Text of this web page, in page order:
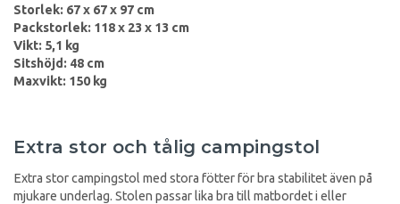
Storlek: 67 x 67 x 97 cm
Packstorlek: 118 x 23 x 13 cm
Vikt: 5,1 kg
Sitshöjd: 48 cm
Maxvikt: 150 kg
Extra stor och tålig campingstol
Extra stor campingstol med stora fötter för bra stabilitet även på
mjukare underlag. Stolen passar lika bra till matbordet i eller